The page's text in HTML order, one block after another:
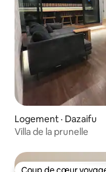
Logement · Dazaifu
Villa de la prunelle